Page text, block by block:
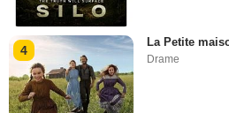
4
La Petite
Drame